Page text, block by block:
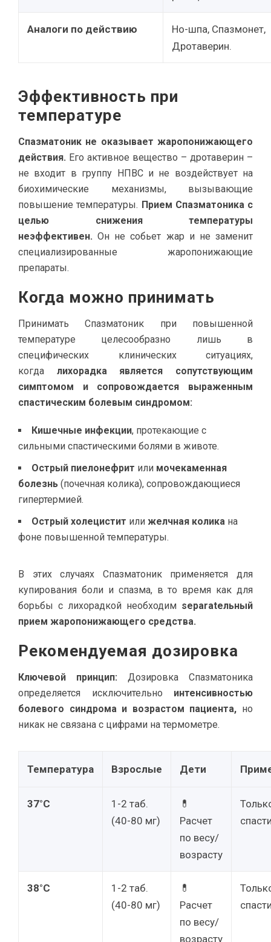
Аналоги по действию
Но-шпа, Спазмонет,
Дротаверин.
Эффективность при
температуре
Спазматоник не оказывает жаропонижающего
действия. Его активное вещество – дротаверин –
не входит в группу НПВС и не воздействует на
биохимические механизмы, вызывающие
повышение температуры. Прием Спазматоника с
целью снижения температуры
неэффективен. Он не собьет жар и не заменит
специализированные жаропонижающие
препараты.
Когда можно принимать
Принимать Спазматоник при повышенной
температуре целесообразно лишь в
специфических клинических ситуациях,
когда лихорадка является сопутствующим
симптомом и сопровождается выраженным
спастическим болевым синдромом:
Кишечные инфекции, протекающие с
сильными спастическими болями в животе.
Острый пиелонефрит или мочекаменная
болезнь (почечная колика), сопровождающиеся
гипертермией.
Острый холецистит или желчная колика на
фоне повышенной температуры.
В этих случаях Спазматоник применяется для
купирования боли и спазма, в то время как для
борьбы с лихорадкой необходим separateльный
прием жаропонижающего средства.
Рекомендуемая дозировка
Ключевой принцип: Дозировка Спазматоника
определяется исключительно интенсивностью
болевого синдрома и возрастом пациента, но
никак не связана с цифрами на термометре.
Температура Взрослые Дети
37°C
1-2 таб.
(40-80 мг)
💊
Расчет
по весу/
возрасту
38°C
1-2 таб.
(40-80 мг)
💊
Расчет
по весу/
возрасту